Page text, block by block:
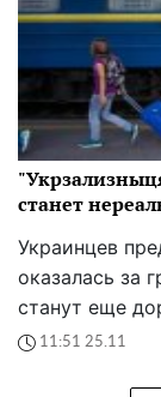
станет
Украинцев
оказалась за
станут еще
11:51 25.11